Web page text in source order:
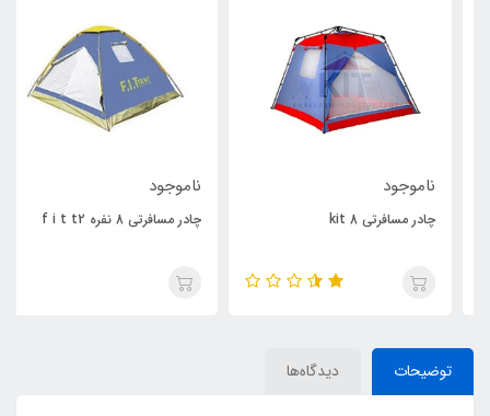
ناموجود
چادر مسافرتی kit 8
ناموجود
چادر مسافرتی 8 نفره f i t t2
توضیحات دیدگاه‌ها